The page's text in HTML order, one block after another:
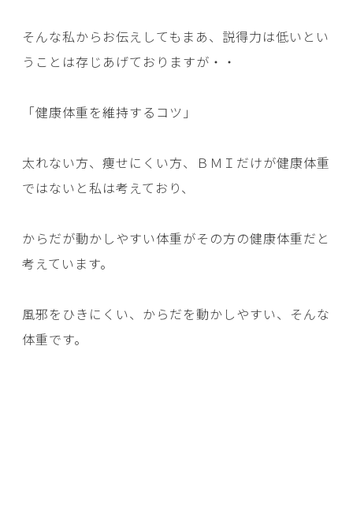
そんな私からお伝えしてもまあ、説得力は低いとい
うことは存じあげておりますが・・
「健康体重を維持するコツ」
太れない方、痩せにくい方、ＢＭＩだけが健康体重
ではないと私は考えており、
からだが動かしやすい体重がその方の健康体重だと
考えています。
風邪をひきにくい、からだを動かしやすい、そんな
体重です。